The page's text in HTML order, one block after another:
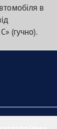
в
(гучно).